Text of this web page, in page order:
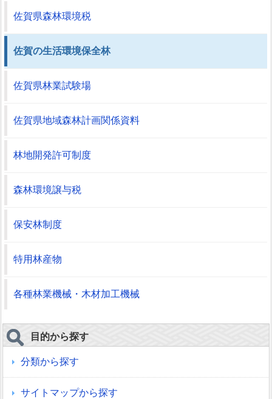
佐賀県森林環境税
佐賀の生活環境保全林
佐賀県林業試験場
佐賀県地域森林計画関係資料
林地開発許可制度
森林環境譲与税
保安林制度
特用林産物
各種林業機械・木材加工機械
目的から探す
分類から探す
サイトマップから探す